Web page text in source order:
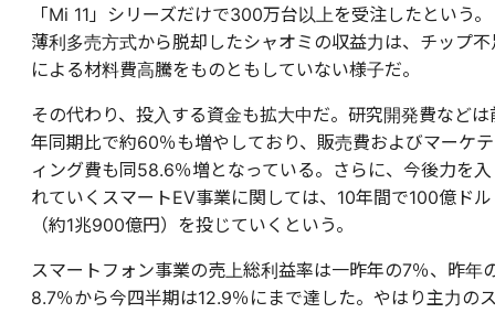
「Mi 11」シリーズだけで300万台以上を受注したという。
薄利多売方式から脱却したシャオミの収益力は、チップ不
による材料費高騰をものともしていない様子だ。
その代わり、投入する資金も拡大中だ。研究開発費などは
年同期比で約60％も増やしており、販売費およびマーケテ
ィング費も同58.6％増となっている。さらに、今後力を入
れていくスマートEV事業に関しては、10年間で100億ドル
（約1兆900億円）を投じていくという。
スマートフォン事業の売上総利益率は一昨年の7％、昨年
8.7％から今四半期は12.9％にまで達した。やはり主力の